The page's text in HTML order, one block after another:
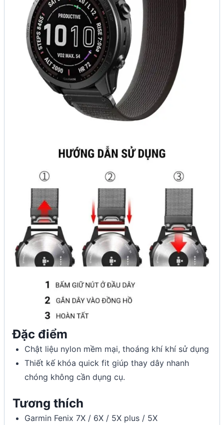
Đặc điểm
Chật liệu nylon mềm mại, thoáng khí khí sử dụng
Thiết kế khóa quick fit giúp thay dây nhanh
chóng không cần dụng cụ.
Tương thích
Garmin Fenix 7X / 6X / 5X plus / 5X